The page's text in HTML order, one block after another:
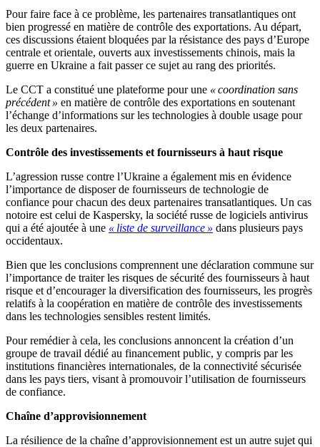
Pour faire face à ce problème, les partenaires transatlantiques ont
bien progressé en matière de contrôle des exportations. Au départ,
ces discussions étaient bloquées par la résistance des pays d’Europe
centrale et orientale, ouverts aux investissements chinois, mais la
guerre en Ukraine a fait passer ce sujet au rang des priorités.
Le CCT a constitué une plateforme pour une « coordination sans
précédent » en matière de contrôle des exportations en soutenant
l’échange d’informations sur les technologies à double usage pour
les deux partenaires.
Contrôle des investissements et fournisseurs à haut risque
L’agression russe contre l’Ukraine a également mis en évidence
l’importance de disposer de fournisseurs de technologie de
confiance pour chacun des deux partenaires transatlantiques. Un cas
notoire est celui de Kaspersky, la société russe de logiciels antivirus
qui a été ajoutée à une « liste de surveillance » dans plusieurs pays
occidentaux.
Bien que les conclusions comprennent une déclaration commune sur
l’importance de traiter les risques de sécurité des fournisseurs à haut
risque et d’encourager la diversification des fournisseurs, les progrès
relatifs à la coopération en matière de contrôle des investissements
dans les technologies sensibles restent limités.
Pour remédier à cela, les conclusions annoncent la création d’un
groupe de travail dédié au financement public, y compris par les
institutions financières internationales, de la connectivité sécurisée
dans les pays tiers, visant à promouvoir l’utilisation de fournisseurs
de confiance.
Chaîne d’approvisionnement
La résilience de la chaîne d’approvisionnement est un autre sujet qui